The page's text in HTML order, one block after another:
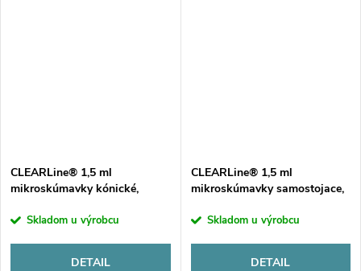
CLEARLine® 1,5 ml
mikroskúmavky kónické,
Skladom u výrobcu
DETAIL
CLEARLine® 1,5 ml
mikroskúmavky samostojace,
Skladom u výrobcu
DETAIL